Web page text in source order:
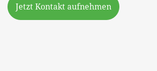
Jetzt Kontakt aufnehmen